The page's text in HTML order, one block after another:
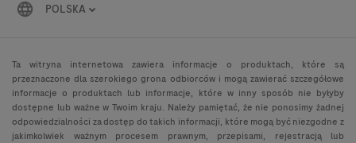
POLSKA
Ta witryna internetowa zawiera informacje o produktach, które są
przeznaczone dla szerokiego grona odbiorców i mogą zawierać szczegółowe
informacje o produktach lub informacje, które w inny sposób nie byłyby
dostępne lub ważne w Twoim kraju. Należy pamiętać, że nie ponosimy żadnej
odpowiedzialności za dostęp do takich informacji, które mogą być niezgodne z
jakimkolwiek ważnym procesem prawnym, przepisami, rejestracją lub